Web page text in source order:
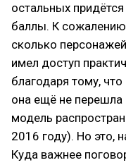
остальных
баллы. К
сколько
имел доступ
благодаря тому,
она ещё не перешла
модель
2016 году). Но это,
Куда важнее